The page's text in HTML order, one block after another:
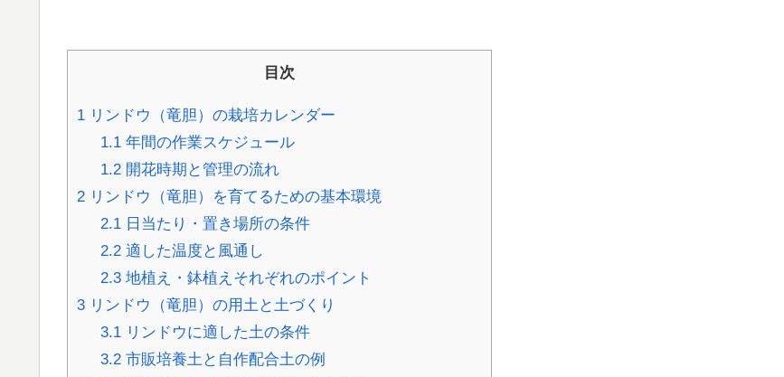
目次
1 リンドウ（竜胆）の栽培カレンダー
1.1年間の作業スケジュール
1.2開花時期と管理の流れ
2 リンドウ（竜胆）を育てるための基本環境
2.1日当たり・置き場所の条件
2.2適した温度と風通し
2.3地植え・鉢植えそれぞれのポイント
3 リンドウ（竜胆）の用土と土づくり
3.1リンドウに適した土の条件
3.2市販培養土と自作配合土の例